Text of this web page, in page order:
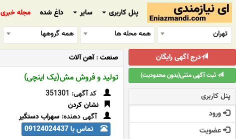
پنل کاربری سایر داغ شده مجله خبری
تهران
همه محله ها همه گروهها
صنعت:آهن آلات
تولید و فروش مش(یک اینچی)
کد آگهی: 351301
نشان کردن
آگهی دهنده:سهراب دستگیر
تماس با 09124024437
درج آگهی رایگان
ثبت آگهی متنی(بدون محدودیت)
پنل کاربری
ورود
عضویت